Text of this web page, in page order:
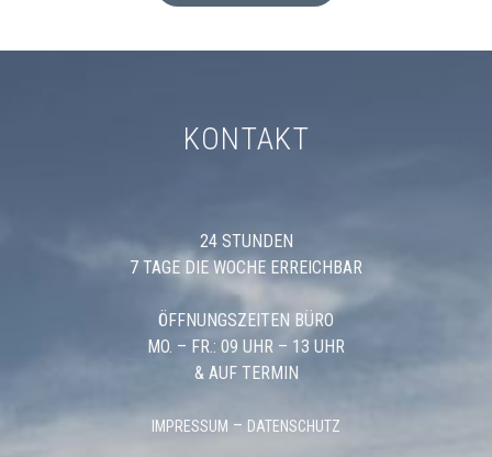
KONTAKT
24 STUNDEN
7 TAGE DIE WOCHE ERREICHBAR
ÖFFNUNGSZEITEN BÜRO
MO. – FR.: 09 UHR – 13 UHR
& AUF TERMIN
IMPRESSUM – DATENSCHUTZ